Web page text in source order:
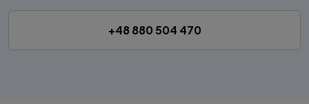
+48 880 504 470